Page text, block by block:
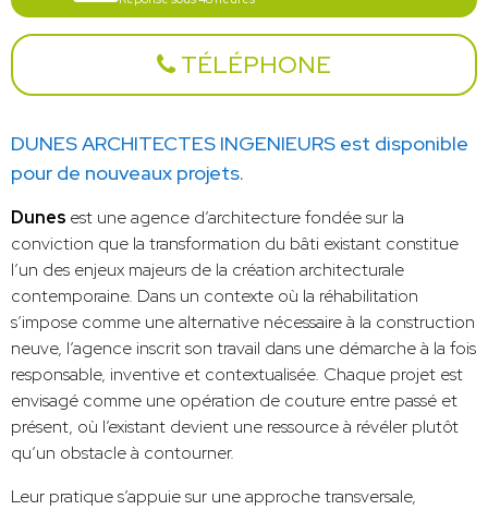
TÉLÉPHONE
DUNES ARCHITECTES INGENIEURS est disponible
pour de nouveaux projets.
Dunes est une agence d’architecture fondée sur la
conviction que la transformation du bâti existant constitue
l’un des enjeux majeurs de la création architecturale
contemporaine. Dans un contexte où la réhabilitation
s’impose comme une alternative nécessaire à la construction
neuve, l’agence inscrit son travail dans une démarche à la fois
responsable, inventive et contextualisée. Chaque projet est
envisagé comme une opération de couture entre passé et
présent, où l’existant devient une ressource à révéler plutôt
qu’un obstacle à contourner.
Leur pratique s’appuie sur une approche transversale,